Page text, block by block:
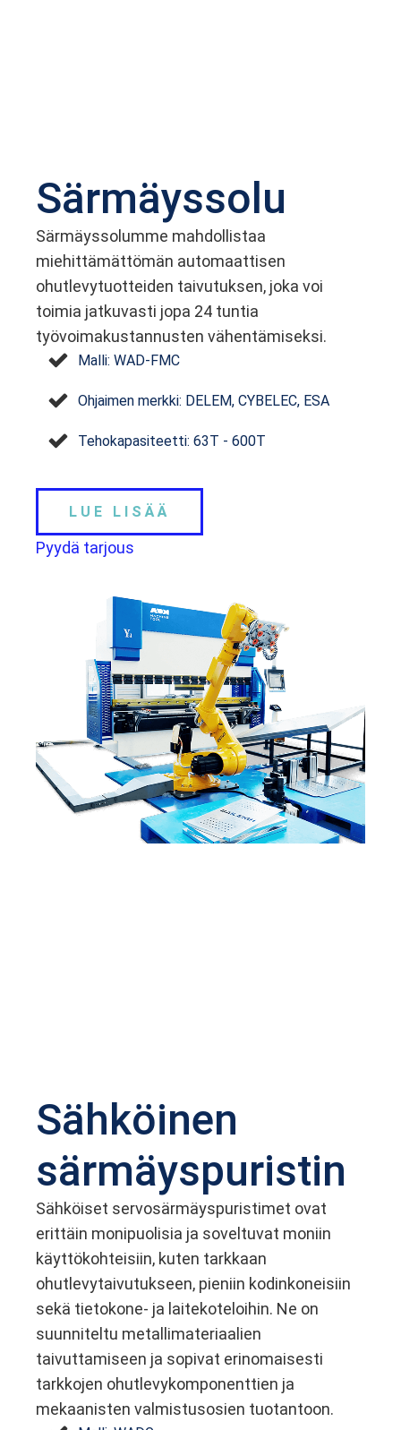
Särmäyssolu
Särmäyssolumme mahdollistaa
miehittämättömän automaattisen
ohutlevytuotteiden taivutuksen, joka voi
toimia jatkuvasti jopa 24 tuntia
työvoimakustannusten vähentämiseksi.
Malli: WAD-FMC
Ohjaimen merkki: DELEM, CYBELEC, ESA
Tehokapasiteetti: 63T - 600T
LUE LISÄÄ
Pyydä tarjous
Sähköinen
särmäyspuristin
Sähköiset servosärmäyspuristimet ovat
erittäin monipuolisia ja soveltuvat moniin
käyttökohteisiin, kuten tarkkaan
ohutlevytaivutukseen, pieniin kodinkoneisiin
sekä tietokone- ja laitekoteloihin. Ne on
suunniteltu metallimateriaalien
taivuttamiseen ja sopivat erinomaisesti
tarkkojen ohutlevykomponenttien ja
mekaanisten valmistusosien tuotantoon.